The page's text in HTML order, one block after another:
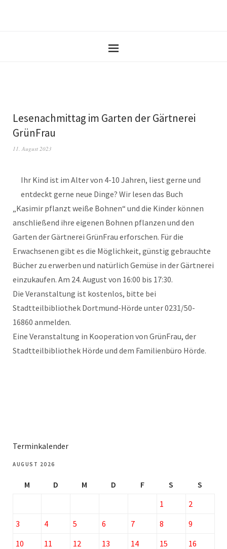
Lesenachmittag im Garten der Gärtnerei
GrünFrau
11. August 2023
Ihr Kind ist im Alter von 4-10 Jahren, liest gerne und
entdeckt gerne neue Dinge? Wir lesen das Buch
„Kasimir pflanzt weiße Bohnen“ und die Kinder können
anschließend ihre eigenen Bohnen pflanzen und den
Garten der Gärtnerei GrünFrau erforschen. Für die
Erwachsenen gibt es die Möglichkeit, günstig gebrauchte
Bücher zu erwerben und natürlich Gemüse in der Gärtnerei
einzukaufen. Am 24. August von 16:00 bis 17:30.
Die Veranstaltung ist kostenlos, bitte bei
Stadtteilbibliothek Dortmund-Hörde unter 0231/50-
16860 anmelden.
Eine Veranstaltung in Kooperation von GrünFrau, der
Stadtteilbibliothek Hörde und dem Familienbüro Hörde.
Terminkalender
AUGUST 2026
M D M D F S
S
1
2
3
4 5 6 7 8
9
10
11 12 13 14 15
16